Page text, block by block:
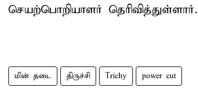
செயற்பொறியாளர் தெரிவித்துள்ளார்.
மின் தடை திருச்சி Trichy power cut